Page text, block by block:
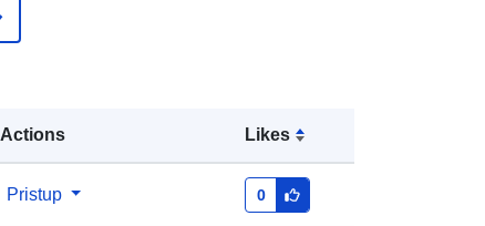
Actions Likes
Pristup 0
Ažurirano na temelju podataka.europa.eu:
29 July 2026